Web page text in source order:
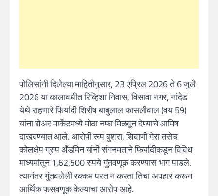
पोलिसांनी दिलेल्या माहितीनुसार, 23 एप्रिल 2026 ते 6 जुलै
2026 या कालावधीत रिव्हिशा निवास, विसावा नगर, नांदेड
येथे राहणारे फिर्यादी शिरीष बाबुलाल कासलीवाल (वय 59)
यांना शेअर मार्केटमध्ये मोठा नफा मिळवून देण्याचे आमिष
दाखवण्यात आले. आरोपी रूप बुशरा, शिवाणी गेरा तसेच
कोलक्षेप ग्रुप अँडमिन यांनी संगनमताने फिर्यादीकडून विविध
माध्यमांतून 1,62,500 रुपये गुंतवणूक करण्यास भाग पाडले.
त्यानंतर गुंतवलेली रक्कम परत न करता तिचा अपहार करून
आर्थिक फसवणूक केल्याचा आरोप आहे.